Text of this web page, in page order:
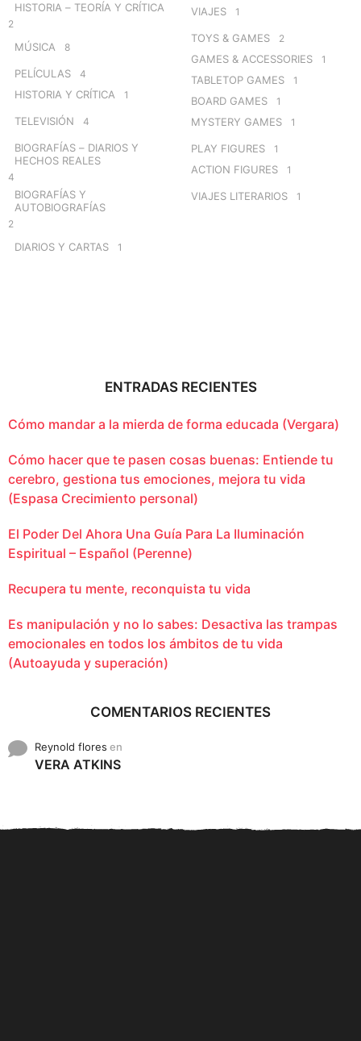
HISTORIA – TEORÍA Y CRÍTICA
2
MÚSICA 8
PELÍCULAS 4
HISTORIA Y CRÍTICA 1
TELEVISIÓN 4
BIOGRAFÍAS – DIARIOS Y
HECHOS REALES
4
BIOGRAFÍAS Y
AUTOBIOGRAFÍAS
2
DIARIOS Y CARTAS 1
VIAJES 1
TOYS & GAMES 2
GAMES & ACCESSORIES 1
TABLETOP GAMES 1
BOARD GAMES 1
MYSTERY GAMES 1
PLAY FIGURES 1
ACTION FIGURES 1
VIAJES LITERARIOS 1
ENTRADAS RECIENTES
Cómo mandar a la mierda de forma educada (Vergara)
Cómo hacer que te pasen cosas buenas: Entiende tu
cerebro, gestiona tus emociones, mejora tu vida
(Espasa Crecimiento personal)
El Poder Del Ahora Una Guía Para La Iluminación
Espiritual – Español (Perenne)
Recupera tu mente, reconquista tu vida
Es manipulación y no lo sabes: Desactiva las trampas
emocionales en todos los ámbitos de tu vida
(Autoayuda y superación)
COMENTARIOS RECIENTES
Reynold flores en
VERA ATKINS